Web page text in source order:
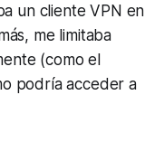
un cliente VPN en
me limitaba
(como el
podría acceder a